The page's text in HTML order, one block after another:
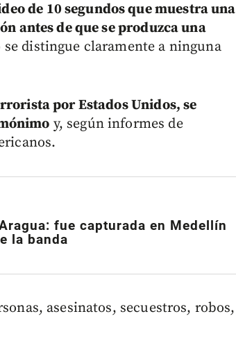
de 10 segundos que muestra una
antes de que se produzca una
distingue claramente a ninguna
por Estados Unidos, se
y, según informes de
fue capturada en Medellín
la banda
asesinatos, secuestros, robos,